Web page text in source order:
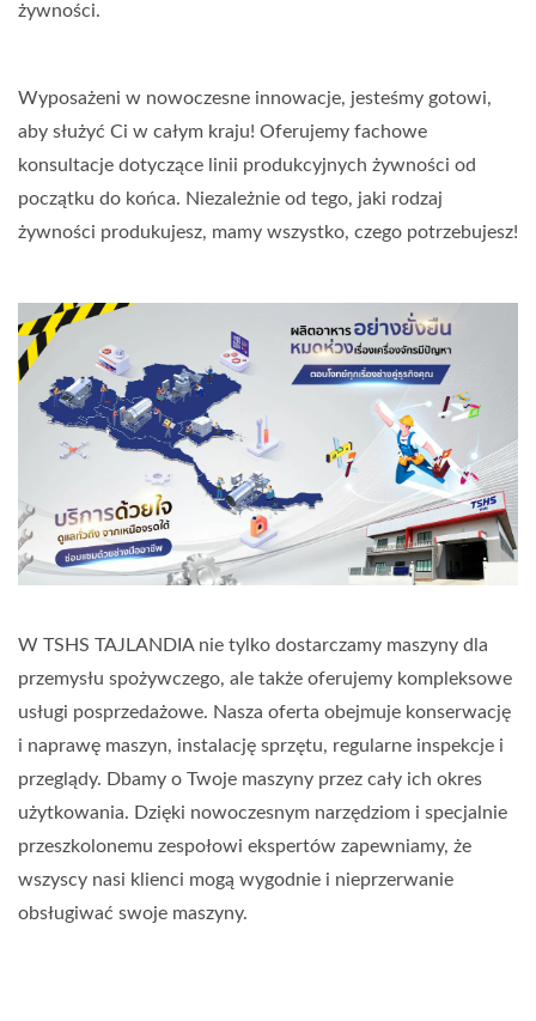
żywności.
Wyposażeni w nowoczesne innowacje, jesteśmy gotowi,
aby służyć Ci w całym kraju! Oferujemy fachowe
konsultacje dotyczące linii produkcyjnych żywności od
początku do końca. Niezależnie od tego, jaki rodzaj
żywności produkujesz, mamy wszystko, czego potrzebujesz!
W TSHS TAJLANDIA nie tylko dostarczamy maszyny dla
przemysłu spożywczego, ale także oferujemy kompleksowe
usługi posprzedażowe. Nasza oferta obejmuje konserwację
i naprawę maszyn, instalację sprzętu, regularne inspekcje i
przeglądy. Dbamy o Twoje maszyny przez cały ich okres
użytkowania. Dzięki nowoczesnym narzędziom i specjalnie
przeszkolonemu zespołowi ekspertów zapewniamy, że
wszyscy nasi klienci mogą wygodnie i nieprzerwanie
obsługiwać swoje maszyny.